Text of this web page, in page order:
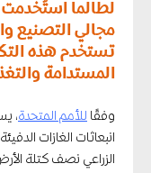
لطالما استُخدمت
مجالي التصنيع
تستخدم هذه
المستدامة
وفقًا للأمم المتحدة،
انبعاثات الغازات
الزراعي نصف كتلة